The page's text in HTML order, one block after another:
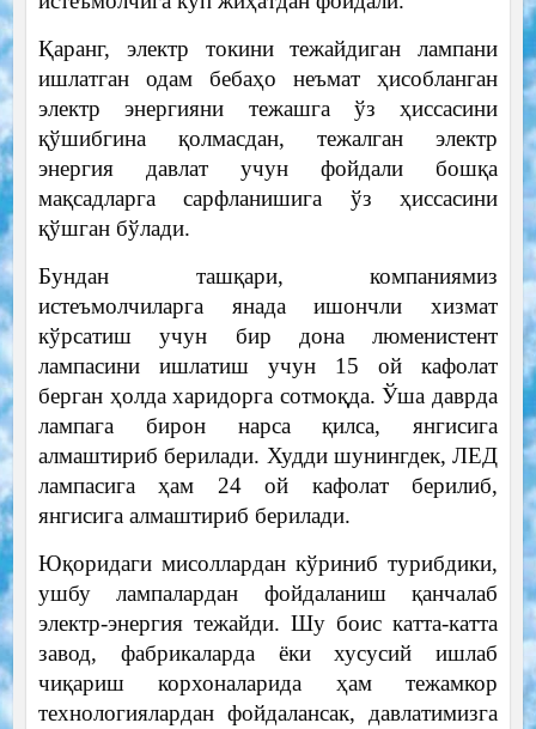
Қаранг, электр токини тежайдиган лампани
ишлатган одам бебаҳо неъмат ҳисобланган
электр энергияни тежашга ўз ҳиссасини
қўшибгина қолмасдан, тежалган электр
энергия давлат учун фойдали бошқа
мақсадларга сарфланишига ўз ҳиссасини
қўшган бўлади.
Бундан ташқари, компаниямиз
истеъмолчиларга янада ишончли хизмат
кўрсатиш учун бир дона люменистент
лампасини ишлатиш учун 15 ой кафолат
берган ҳолда харидорга сотмоқда. Ўша даврда
лампага бирон нарса қилса, янгисига
алмаштириб берилади. Худди шунингдек, ЛЕД
лампасига ҳам 24 ой кафолат берилиб,
янгисига алмаштириб берилади.
Юқоридаги мисоллардан кўриниб турибдики,
ушбу лампалардан фойдаланиш қанчалаб
электр-энергия тежайди. Шу боис катта-катта
завод, фабрикаларда ёки хусусий ишлаб
чиқариш корхоналарида ҳам тежамкор
технологиялардан фойдалансак, давлатимизга